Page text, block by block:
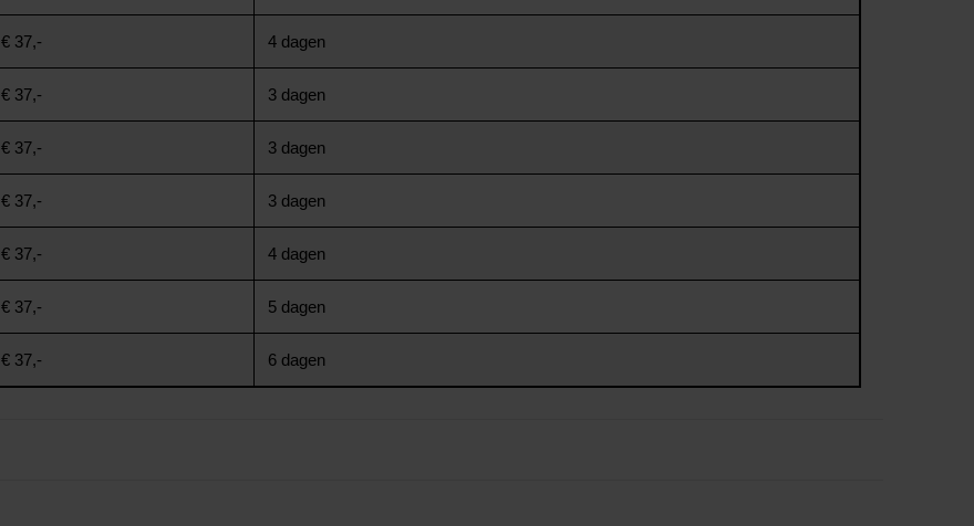
€ 37,- 4 dagen
€ 37,- 3 dagen
€ 37,- 3 dagen
€ 37,- 3 dagen
€ 37,- 4 dagen
€ 37,- 5 dagen
€ 37,- 6 dagen